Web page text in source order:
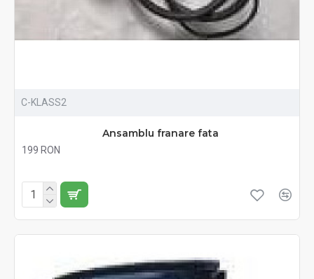
C-KLASS2
Ansamblu franare fata
199 RON